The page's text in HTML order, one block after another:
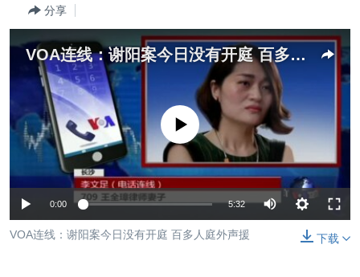
到
到
最新国际新闻
印太
中东
欧洲
非洲
全球议题
分类新闻
经济·金融·贸易
人权·法律·宗教
科教·文娱·体健
军事
环境
美中关系
热点专题
白宫要闻
国会报道
美中关系
美国建国250周年
埃博拉疫情
VOA视频
VOA今日焦点
中文广播
关注我们
分享
VOA连线：谢阳案今日没有开庭 百多人庭外声援
没有媒体可用资源
0:00 5:32
下载
VOA连线：谢阳案今日没有开庭 百多人庭外声援